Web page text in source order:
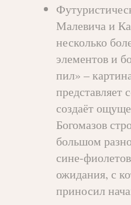
Малевича и
несколько
элементов и
пил» –
представляет
создаёт
Богомазов
большом
сине-
ожидания, с
приносил